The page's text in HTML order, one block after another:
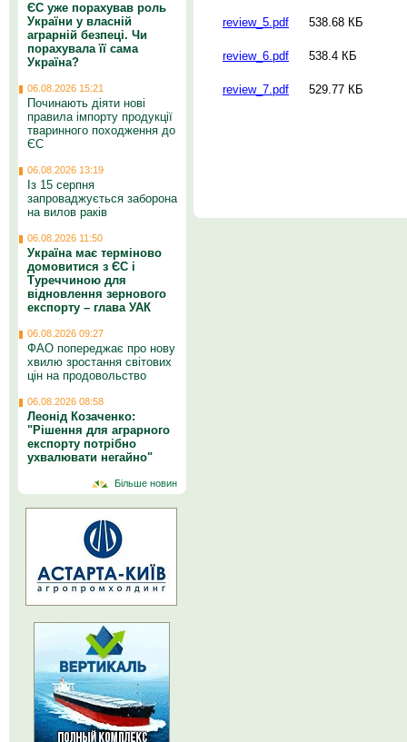
review_5.pdf 538.68 КБ
review_6.pdf 538.4 КБ
review_7.pdf 529.77 КБ
ЄС уже порахував роль
України у власній
аграрній безпеці. Чи
порахувала її сама
Україна?
06.08.2026 15:21
Починають діяти нові
правила імпорту продукції
тваринного походження до
ЄС
06.08.2026 13:19
Із 15 серпня
запроваджується заборона
на вилов раків
06.08.2026 11:50
Україна має терміново
домовитися з ЄС і
Туреччиною для
відновлення зернового
експорту – глава УАК
06.08.2026 09:27
ФАО попереджає про нову
хвилю зростання світових
цін на продовольство
06.08.2026 08:58
Леонід Козаченко:
"Рішення для аграрного
експорту потрібно
ухвалювати негайно"
Більше новин